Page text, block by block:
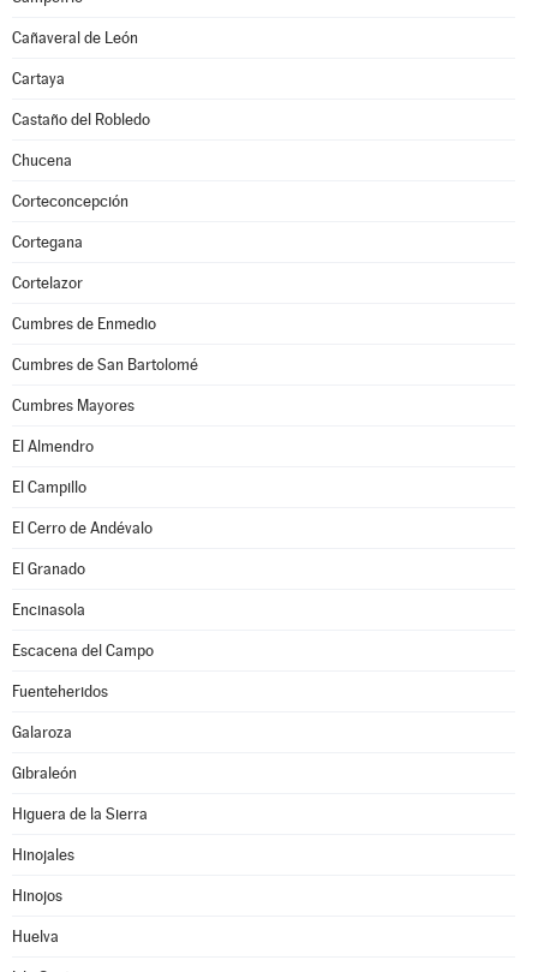
Cañaveral de León
Cartaya
Castaño del Robledo
Chucena
Corteconcepción
Cortegana
Cortelazor
Cumbres de Enmedio
Cumbres de San Bartolomé
Cumbres Mayores
El Almendro
El Campillo
El Cerro de Andévalo
El Granado
Encinasola
Escacena del Campo
Fuenteheridos
Galaroza
Gibraleón
Higuera de la Sierra
Hinojales
Hinojos
Huelva